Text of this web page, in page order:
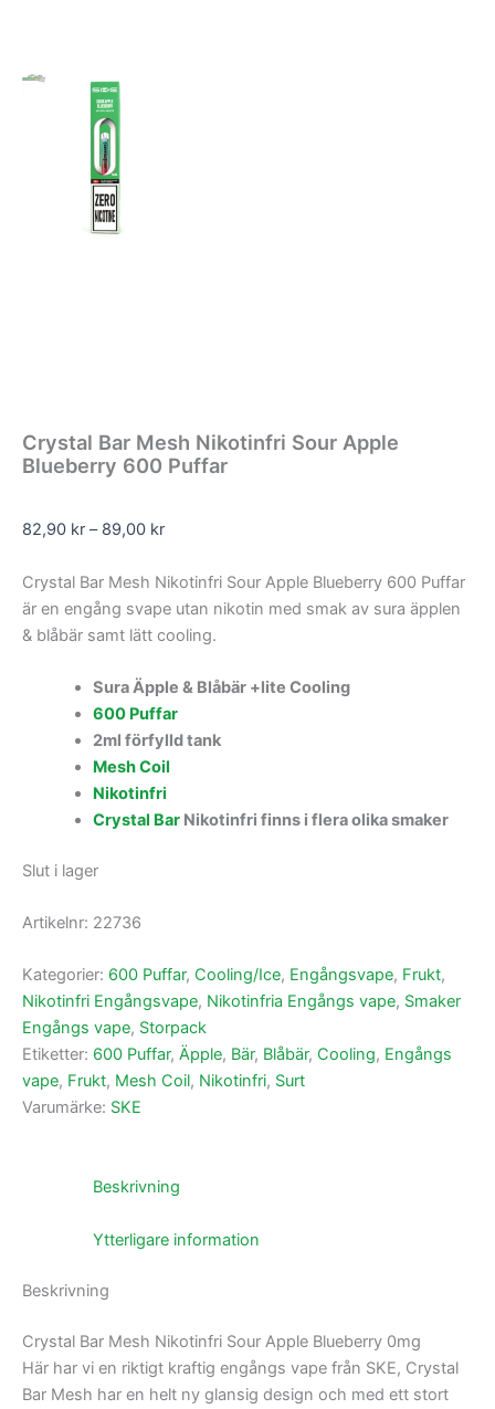
Crystal Bar Mesh Nikotinfri Sour Apple
Blueberry 600 Puffar
82,90 kr – 89,00 kr
Crystal Bar Mesh Nikotinfri Sour Apple Blueberry 600 Puffar
är en engång svape utan nikotin med smak av sura äpplen
& blåbär samt lätt cooling.
Sura Äpple & Blåbär +lite Cooling
600 Puffar
2ml förfylld tank
Mesh Coil
Nikotinfri
Crystal BarNikotinfri finns i flera olika smaker
Slut i lager
Artikelnr: 22736
Kategorier: 600 Puffar, Cooling/Ice, Engångsvape, Frukt,
Nikotinfri Engångsvape, Nikotinfria Engångs vape, Smaker
Engångs vape, Storpack
Etiketter: 600 Puffar, Äpple, Bär, Blåbär, Cooling, Engångs
vape, Frukt, Mesh Coil, Nikotinfri, Surt
Varumärke: SKE
Beskrivning
Ytterligare information
Beskrivning
Crystal Bar Mesh Nikotinfri Sour Apple Blueberry 0mg
Här har vi en riktigt kraftig engångs vape från SKE, Crystal
Bar Mesh har en helt ny glansig design och med ett stort